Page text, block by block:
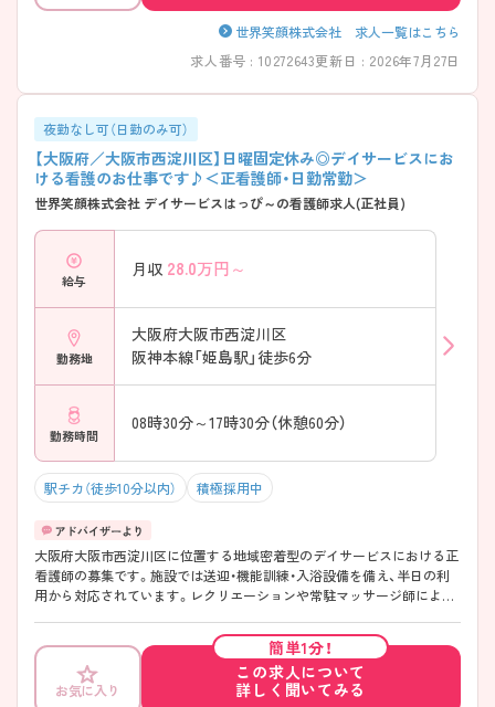
世界笑顔株式会社 求人一覧はこちら
求人番号 : 10272643更新日 : 2026年7月27日
夜勤なし可（日勤のみ可）
【大阪府／大阪市西淀川区】日曜固定休み◎デイサービスにお
ける看護のお仕事です♪＜正看護師・日勤常勤＞
世界笑顔株式会社 デイサービスはっぴ～の看護師求人(正社員)
給与
月収 28.0万円～
勤務地
大阪府大阪市西淀川区
阪神本線「姫島駅」徒歩6分
勤務時間
08時30分～17時30分（休憩60分）
駅チカ（徒歩10分以内） 積極採用中
大阪府大阪市西淀川区に位置する地域密着型のデイサービスにおける正
看護師の募集です。施設では送迎・機能訓練・入浴設備を備え、半日の利
用から対応されています。レクリエーションや常駐マッサージ師による
取り組まれています。最寄駅より徒歩圏内とアクセスに便利な立地にあ
ります。日曜は固定休みです。プライベートとのメリハリのある働き方
ができます。 ご興味のある方には、面接対策ポイントなど、さらに詳細を
ご案内しますのでお気軽にご相談ください！
お気に入り
簡単1分！
この求人について
詳しく聞いてみる